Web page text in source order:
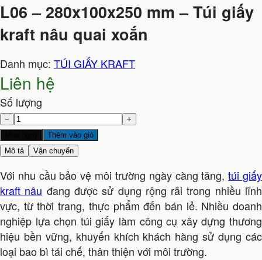
L06 – 280x100x250 mm – Túi giấy
kraft nâu quai xoắn
Danh mục: TÚI GIẤY KRAFT
Liên hệ
Số lượng
−
+
Thêm vào giỏ
Mô tả
Vận chuyển
Với nhu cầu bảo vệ môi trường ngày càng tăng,túi giấy
kraft nâu đang được sử dụng rộng rãi trong nhiều lĩnh
vực, từ thời trang, thực phẩm đến bán lẻ. Nhiều doanh
nghiệp lựa chọn túi giấy làm công cụ xây dựng thương
hiệu bền vững, khuyến khích khách hàng sử dụng các
loại bao bì tái chế, thân thiện với môi trường.